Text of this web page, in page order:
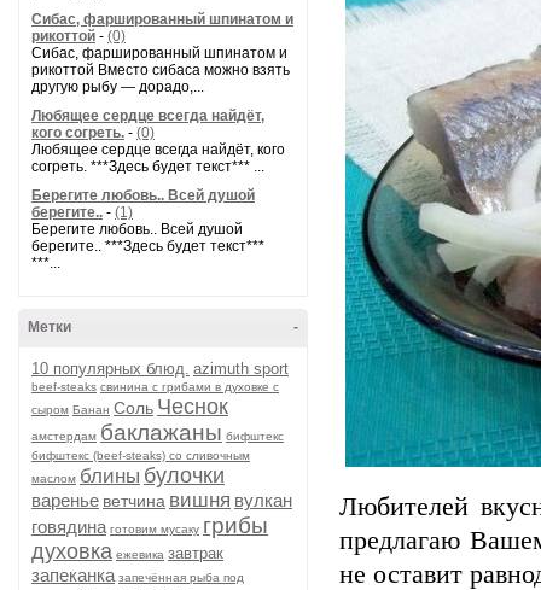
Сибас, фаршированный шпинатом и
рикоттой - (0)
Сибас, фаршированный шпинатом и
рикоттой Вместо сибаса можно взять
другую рыбу — дорадо,...
Любящее сердце всегда найдёт,
кого согреть. - (0)
Любящее сердце всегда найдёт, кого
согреть. ***Здесь будет текст*** ...
Берегите любовь.. Всей душой
берегите.. - (1)
Берегите любовь.. Всей душой
берегите.. ***Здесь будет текст***
***...
-
Метки
10 популярных блюд. azimuth sport
beef-stеаks cвинина с грибами в духовке с
сыром Банан Соль Чеснок
амстердам баклажаны бифштекс
бифштекс (beef-stеаks) со сливочным
маслом блины булочки
варенье ветчина вишня вулкан
говядина готовим мусаку грибы
духовка ежевика завтрак
запеканка запечённая рыба под
Любителей
предлагаю
не оставит